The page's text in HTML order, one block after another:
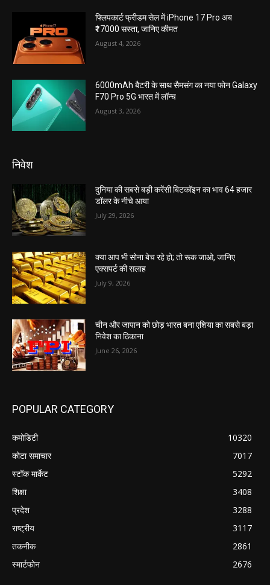
फ्लिपकार्ट फ्रीडम सेल में iPhone 17 Pro अब
₹17000 सस्ता, जानिए कीमत
August 4, 2026
6000mAh बैटरी के साथ सैमसंग का नया फोन Galaxy
F70 Pro 5G भारत में लॉन्च
August 3, 2026
निवेश
दुनिया की सबसे बड़ी करेंसी बिटकॉइन का भाव 64 हजार
डॉलर के नीचे आया
July 29, 2026
क्या आप भी सोना बेच रहे हो; तो रूक जाओ, जानिए
एक्सपर्ट की सलाह
July 9, 2026
चीन और जापान को छोड़ भारत बना एशिया का सबसे बड़ा
निवेश का ठिकाना
June 26, 2026
POPULAR CATEGORY
कमोडिटी
10320
कोटा समाचार
7017
स्टॉक मार्केट
5292
शिक्षा
3408
प्रदेश
3288
राष्ट्रीय
3117
तकनीक
2861
स्मार्टफोन
2676